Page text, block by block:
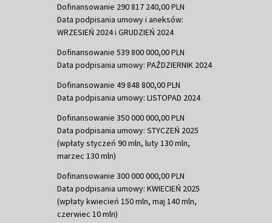
Dofinansowanie 290 817 240,00 PLN
Data podpisania umowy i aneksów:
WRZESIEŃ 2024 i GRUDZIEŃ 2024
Dofinansowanie 539 800 000,00 PLN
Data podpisania umowy: PAŹDZIERNIK 2024
Dofinansowanie 49 848 800,00 PLN
Data podpisania umowy: LISTOPAD 2024
Dofinansowanie 350 000 000,00 PLN
Data podpisania umowy: STYCZEŃ 2025
(wpłaty styczeń 90 mln, luty 130 mln,
marzec 130 mln)
Dofinansowanie 300 000 000,00 PLN
Data podpisania umowy: KWIECIEŃ 2025
(wpłaty kwiecień 150 mln, maj 140 mln,
czerwiec 10 mln)